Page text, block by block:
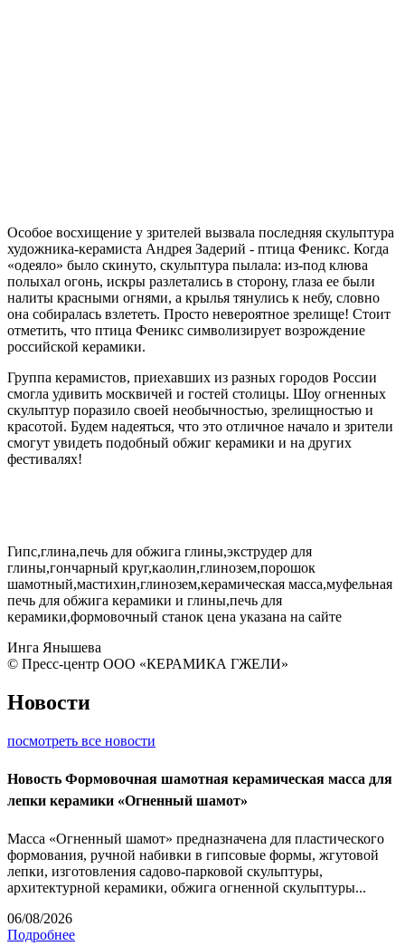
Особое восхищение у зрителей вызвала последняя скульптура
художника-керамиста Андрея Задерий - птица Феникс. Когда
«одеяло» было скинуто, скульптура пылала: из-под клюва
полыхал огонь, искры разлетались в сторону, глаза ее были
налиты красными огнями, а крылья тянулись к небу, словно
она собиралась взлететь. Просто невероятное зрелище! Стоит
отметить, что птица Феникс символизирует возрождение
российской керамики.
Группа керамистов, приехавших из разных городов России
смогла удивить москвичей и гостей столицы. Шоу огненных
скульптур поразило своей необычностью, зрелищностью и
красотой. Будем надеяться, что это отличное начало и зрители
смогут увидеть подобный обжиг керамики и на других
фестивалях!
Гипс,глина,печь для обжига глины,экструдер для
глины,гончарный круг,каолин,глинозем,порошок
шамотный,мастихин,глинозем,керамическая масса,муфельная
печь для обжига керамики и глины,печь для
керамики,формовочный станок цена указана на сайте
Инга Янышева
© Пресс-центр ООО «КЕРАМИКА ГЖЕЛИ»
Новости
посмотреть все новости
Новость Формовочная шамотная керамическая масса для
лепки керамики «Огненный шамот»
Масса «Огненный шамот» предназначена для пластического
формования, ручной набивки в гипсовые формы, жгутовой
лепки, изготовления садово-парковой скульптуры,
архитектурной керамики, обжига огненной скульптуры...
06/08/2026
Подробнее